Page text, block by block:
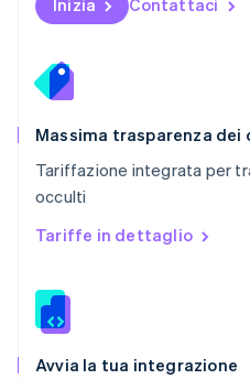
Inizia Contattaci
Massima trasparenza dei
Tariffazione integrata per
occulti
Tariffe in dettaglio
Avvia la tua integrazione
Portogallo
RAS di Hong Kong, Cina
English
English
English
Romania
English
Slovacchia
Slovenia
English Italiano